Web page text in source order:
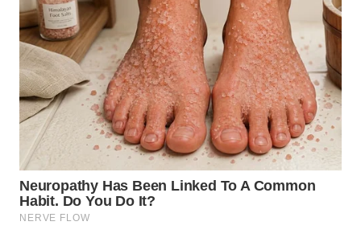
WN
DEPOK
WN
TAPANULI
UTARA
WN
SAMOSIR
WN